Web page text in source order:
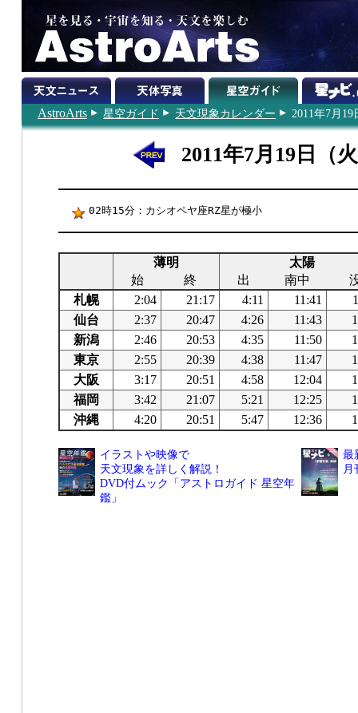
AstroArts 星空ガイド 天文現象カレンダー 2011年7月19
2011年7月19日（
02時15分：カシオペヤ座RZ星が極小
薄明
太陽
始
終 出 南中
札幌
2:04 21:17 4:11 11:41
仙台
2:37 20:47 4:26 11:43
新潟
2:46 20:53 4:35 11:50
東京
2:55 20:39 4:38 11:47
大阪
3:17 20:51 4:58 12:04
福岡
3:42 21:07 5:21 12:25
沖縄
4:20 20:51 5:47 12:36
イラストや映像で
天文現象を詳しく解説！
DVD付ムック「アストロガイド 星空年
鑑」
最
月